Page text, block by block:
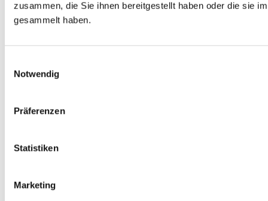
zusammen, die Sie ihnen bereitgestellt haben oder die sie
gesammelt haben.
Notwendig
Präferenzen
Statistiken
Marketing